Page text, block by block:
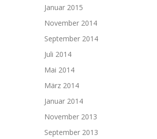
Januar 2015
November 2014
September 2014
Juli 2014
Mai 2014
März 2014
Januar 2014
November 2013
September 2013